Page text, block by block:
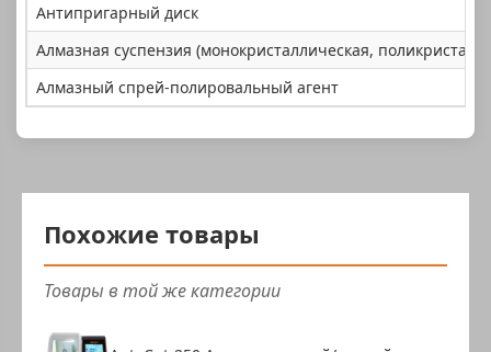
Антипригарный диск
Алмазная суспензия (монокристаллическая,
Алмазный спрей-полировальный агент
Похожие товары
Товары в той же категории